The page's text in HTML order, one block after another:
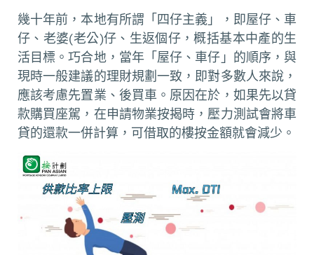
幾十年前，本地有所謂「四仔主義」，即屋仔、車
仔、老婆(老公)仔、生返個仔，概括基本中產的生
活目標。巧合地，當年「屋仔、車仔」的順序，與
現時一般建議的理財規劃一致，即對多數人來說，
應該考慮先置業、後買車。原因在於，如果先以貸
款購買座駕，在申請物業按揭時，壓力測試會將車
貸的還款一併計算，可借取的樓按金額就會減少。